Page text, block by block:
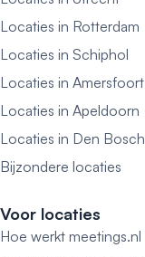
Locaties in Rotterdam
Locaties in Schiphol
Locaties in Amersfoort
Locaties in Apeldoorn
Locaties in Den Bosch
Bijzondere locaties
Voor locaties
Hoe werkt meetings.nl